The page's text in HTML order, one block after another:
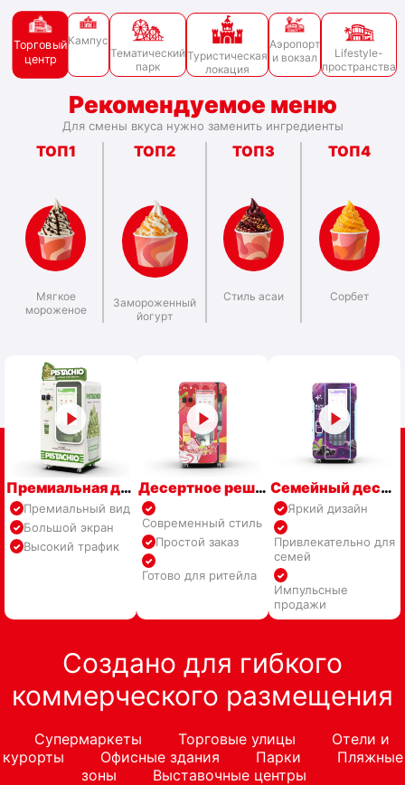
Торговый
центр
Кампус
Тематический
парк
Туристическая
локация
Аэропорт
и вокзал
Lifestyle-
пространства
Рекомендуемое меню
Для смены вкуса нужно заменить ингредиенты
ТОП1
Мягкое
мороженое
ТОП2
Замороженный
йогурт
ТОП3
Стиль асаи
ТОП4
Сорбет
Премиальная десертная точка для ТЦ
Премиальный вид
Большой экран
Высокий трафик
Десертное решение для высокого трафика
Современный стиль
Простой заказ
Готово для ритейла
Семейный десертный уголок
Яркий дизайн
Привлекательно для
семей
Импульсные
продажи
Создано для гибкого
коммерческого размещения
Супермаркеты Торговые улицы
Отели и
курорты
Офисные здания Парки
Пляжные
зоны
Выставочные центры